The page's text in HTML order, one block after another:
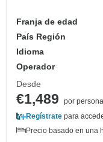
Franja de edad
País Región
Idioma
Operador
Desde
€1,489
por persona
Regístrate para
Precio basado en una